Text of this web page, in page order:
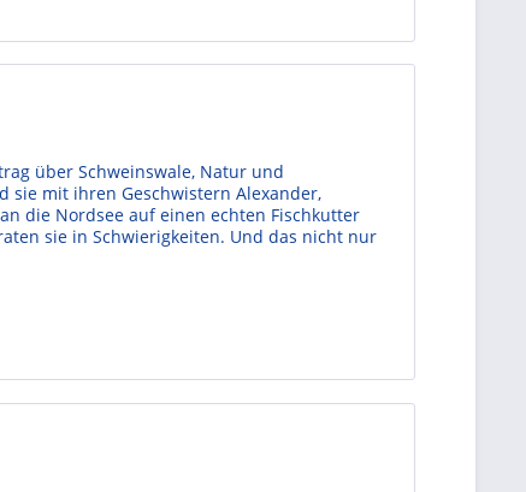
über Schweinswale, Natur und
sie mit ihren Geschwistern Alexander,
die Nordsee auf einen echten Fischkutter
sie in Schwierigkeiten. Und das nicht nur